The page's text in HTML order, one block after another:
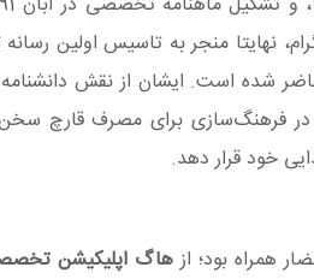
شده است. ایشان از نقش
فرهنگ‌سازی برای مصرف قارچ سخن
خود قرار دهد.
همراه بود؛ ازهاگ اپلیکیشن